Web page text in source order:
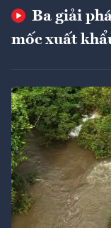
Ba giải
mốc xuất